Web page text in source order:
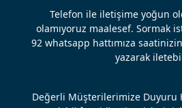
Telefon ile iletişime yoğun
olamıyoruz maalesef. Sormak
92 whatsapp hattımıza
yazarak
Değerli Müşterilerimize